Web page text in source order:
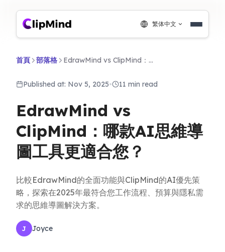
繁体中文
首頁 部落格 EdrawMind vs ClipMind：哪款AI思維導圖工具更適合您？
Published at: Nov 5, 2025• 11 min read
EdrawMind vs
ClipMind：哪款AI思維導
圖工具更適合您？
比較EdrawMind的全面功能與ClipMind的AI優先策
略，探索在2025年最符合您工作流程、預算與隱私需
求的思維導圖解決方案。
J Joyce